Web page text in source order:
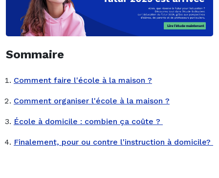
Sommaire
Comment faire l'école à la maison ?
Comment organiser l'école à la maison ?
École à domicile : combien ça coûte ?
Finalement, pour ou contre l'instruction à domicile?